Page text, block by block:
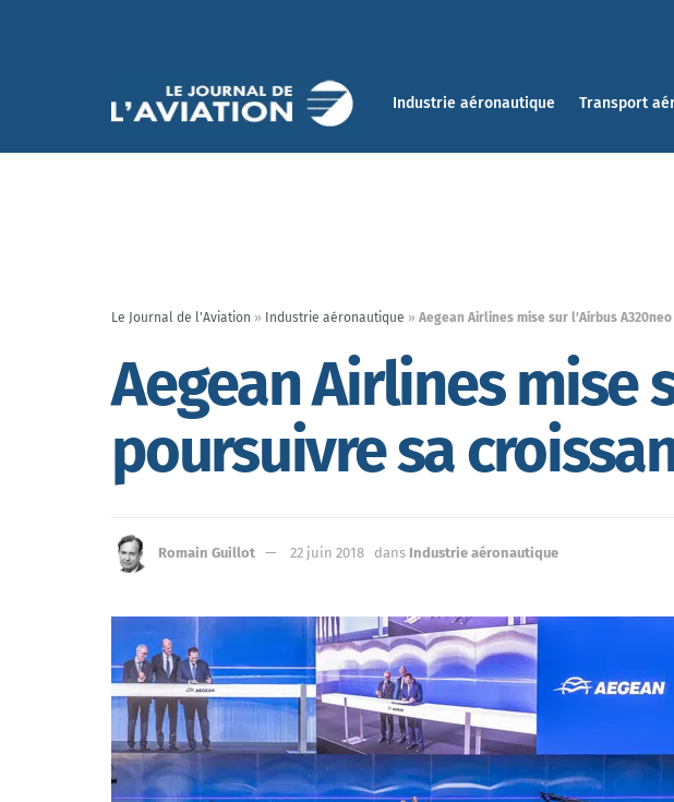
Industrie aéronautique Transport
Le Journal de l'Aviation » Industrie aéronautique » Aegean Airlines mise sur l’Airbus
Aegean Airlines mise
poursuivre sa
Romain Guillot 22 juin 2018 dans Industrie aéronautique